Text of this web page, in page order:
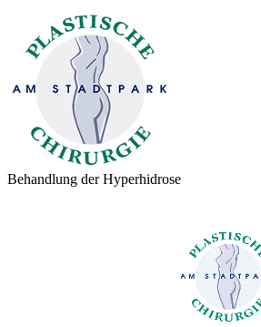
Behandlung der Hyperhidrose